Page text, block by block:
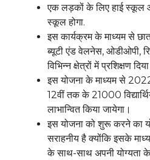
एक लड़कों के लिए हाई स्कूल
स्कूल होगा.
इस कार्यक्रम के माध्यम से
ब्यूटी एंड वेलनेस, ओडीओपी,
विभिन्न क्षेत्रों में प्रशिक्षण
इस योजना के माध्यम से
12वीं तक के 21000
लाभान्वित किया जायेगा।
इस योजना को शुरू करने का
सराहनीय है क्योंकि इसके
के साथ-साथ अपनी योग्यता